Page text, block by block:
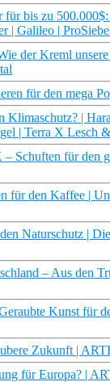
für bis zu
| Galileo |
der Kreml
für den mega
Klimaschutz? |
| Terra X Lesch
Schuften für den
für den Kaffee |
Naturschutz |
– Aus den
Kunst für
Zukunft |
für Europa? |